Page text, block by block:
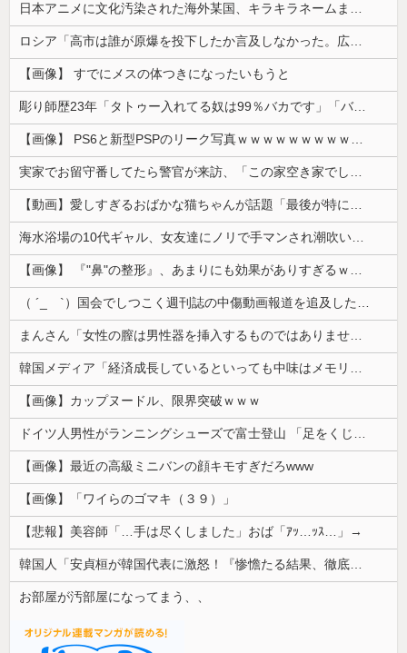
日本アニメに文化汚染された海外某国、キラキラネームまで日本風の”あれ”に影響されてしまった結果……
ロシア「高市は誰が原爆を投下したか言及しなかった。広島と長崎に落ちたのはUFOだと思っているのか?」
【画像】 すでにメスの体つきになったいもうと
彫り師歴23年「タトゥー入れてる奴は99％バカです」「バカは5000円が好き」無断キャンセル、挨拶できない、金がない…客層をぶっちゃけ
【画像】 PS6と新型PSPのリーク写真ｗｗｗｗｗｗｗｗｗｗｗｗｗｗｗｗｗｗｗ
実家でお留守番してたら警官が来訪、「この家空き家でしたよね？」と問いかけてくるが実際は30年ほど住んでおり……
【動画】愛しすぎるおばかな猫ちゃんが話題「最後が特にかわいいｗ」
海水浴場の10代ギャル、女友達にノリで手マンされ潮吹いてガチイキしてしまうｗｗｗ
【画像】 『"鼻"の整形』、あまりにも効果がありすぎるｗｗｗｗｗｗｗｗｗｗｗ
（ ´_ゝ`）国会でしつこく週刊誌の中傷動画報道を追及した立憲議員、自身への誹謗中傷・苦情電話被害を訴え「総理に疑問を質す、当然のことをした...
まんさん「女性の膣は男性器を挿入するものではありません」
韓国メディア「経済成長しているといっても中味はメモリ価格だけ。雇用増加見通しが半減してしまった」……韓国の内需不況は根強い状況っすね
【画像】カップヌードル、限界突破ｗｗｗ
ドイツ人男性がランニングシューズで富士登山 「足をくじいて動けない」
【画像】最近の高級ミニバンの顔キモすぎだろwww
【画像】「ワイらのゴマキ（３９）」
【悲報】美容師「…手は尽くしました」おば「ｱｯ…ｯｽ…」→
韓国人「安貞桓が韓国代表に激怒！『惨憺たる結果、徹底的な刷新が必要だ』と監督や協会を痛烈批判」
お部屋が汚部屋になってまう、、